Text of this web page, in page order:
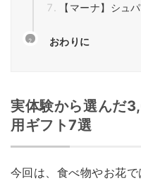
【マーナ】シュ
おわりに
実体験から選んだ
用ギフト7選
今回は、食べ物やお花